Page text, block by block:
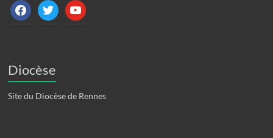
facebooktwitter youtube
Diocèse
Site du Diocèse de Rennes